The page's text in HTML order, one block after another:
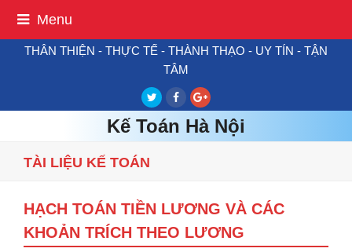
Menu
THÂN THIỆN - THỰC TẾ - THÀNH THẠO - UY TÍN - TẬN
TÂM
TwitterFacebookGoogle
Plus
Kế Toán Hà Nội
TÀI LIỆU KẾ TOÁN
HẠCH TOÁN TIỀN LƯƠNG VÀ CÁC
KHOẢN TRÍCH THEO LƯƠNG